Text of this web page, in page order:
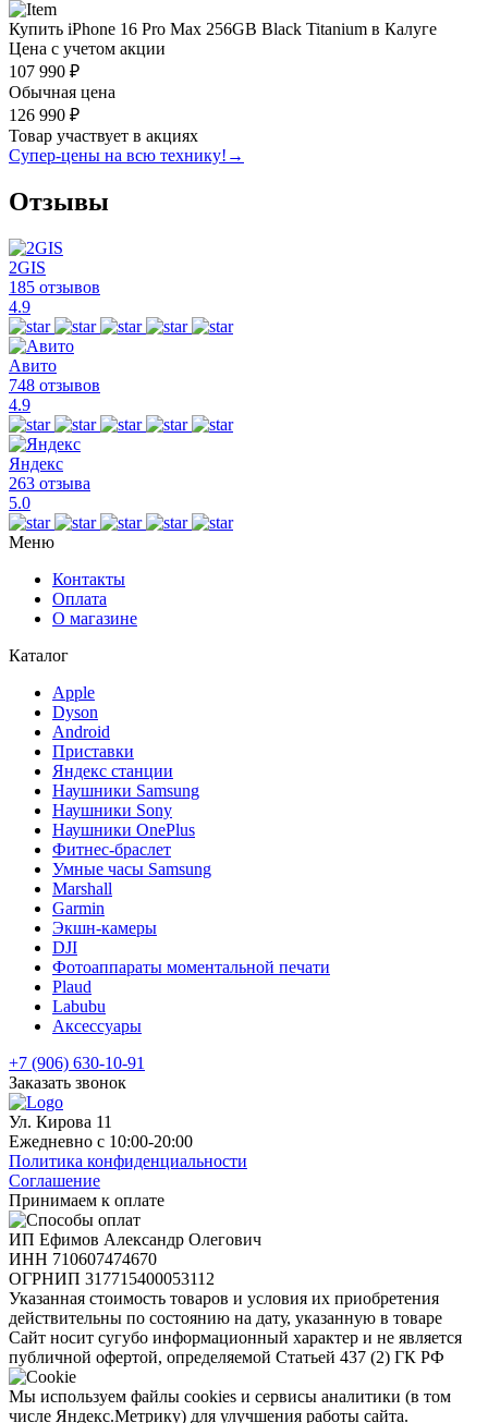
Купить iPhone 16 Pro Max 256GB Black Titanium в Калуге
Цена с учетом акции
107 990 ₽
Обычная цена
126 990 ₽
Товар участвует в акциях
Супер-цены на всю технику! →
Отзывы
2GIS
185 отзывов
4.9
Авито
748 отзывов
4.9
Яндекс
263 отзыва
5.0
Меню
Контакты
Оплата
О магазине
Каталог
Apple
Dyson
Android
Приставки
Яндекс станции
Наушники Samsung
Наушники Sony
Наушники OnePlus
Фитнес-браслет
Умные часы Samsung
Marshall
Garmin
Экшн-камеры
DJI
Фотоаппараты моментальной печати
Plaud
Labubu
Аксессуары
+7 (906) 630-10-91
Заказать звонок
Ул. Кирова 11
Ежедневно с 10:00-20:00
Политика конфиденциальности
Соглашение
Принимаем к оплате
ИП Ефимов Александр Олегович
ИНН 710607474670
ОГРНИП 317715400053112
Указанная стоимость товаров и условия их приобретения
действительны по состоянию на дату, указанную в товаре
Сайт носит сугубо информационный характер и не является
публичной офертой, определяемой Статьей 437 (2) ГК РФ
Мы используем файлы cookies и сервисы аналитики (в том
числе Яндекс.Метрику) для улучшения работы сайта.